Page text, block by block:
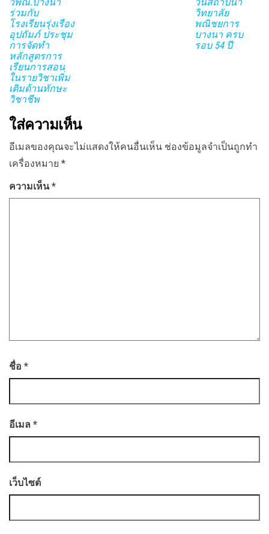
ร่วมกับ
โรงเรียนรุ่งเรือง
อุปถัมภ์ ประชุม
การจัดทำ
หลักสูตรการ
เรียนการสอน
ในรายวิชาเพิ่ม
เติมด้านทักษะ
วิชาชีพ
วิทยาลัย
พณิชยการ
บางนา ครบ
รอบ 54 ปี
ใส่ความเห็น
อีเมลของคุณจะไม่แสดงให้คนอื่นเห็น ช่องข้อมูลจำเป็นถูกทำ
เครื่องหมาย *
ความเห็น*
ชื่อ *
อีเมล *
เว็บไซต์